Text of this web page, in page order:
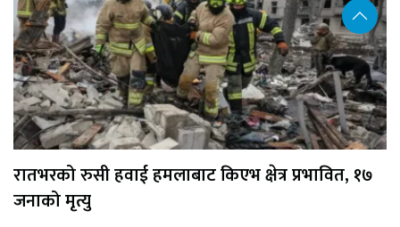
रातभरको रुसी हवाई हमलाबाट किएभ क्षेत्र प्रभावित, १७
जनाको मृत्यु